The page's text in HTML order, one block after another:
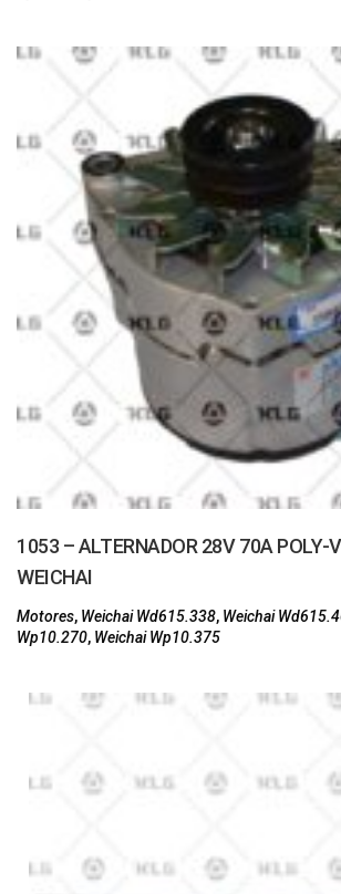
1053 – ALTERNADOR 28V 70A POLY-
WEICHAI
Motores, Weichai Wd615.338, Weichai
Wp10.270, Weichai Wp10.375